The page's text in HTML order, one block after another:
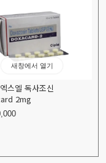
새창에서 열기
스엘 독사조신
2mg